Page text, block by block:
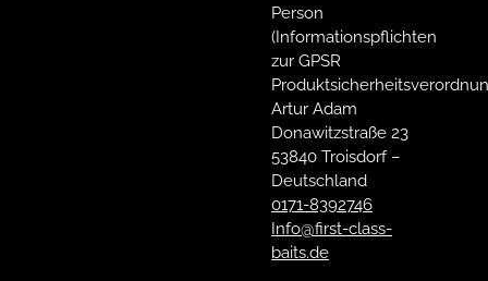
Person
(Informationspflichten
zur GPSR
Artur Adam
Donawitzstraße 23
53840 Troisdorf –
Deutschland
0171-8392746
Info@first-class-
baits.de